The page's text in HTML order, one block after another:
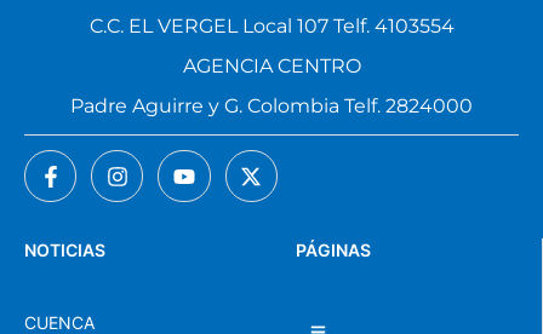
PÁGINAS
NOTICIAS
CUENCA
C.C. EL VERGEL Local 107 Telf. 4103554
AGENCIA CENTRO
Padre Aguirre y G. Colombia Telf. 2824000